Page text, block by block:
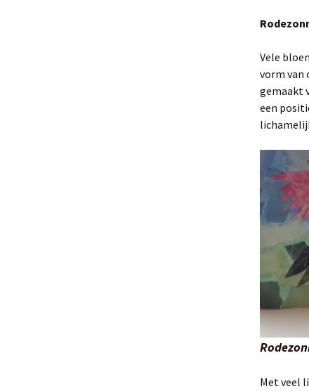
Vele
vorm van
gemaakt
een
Met veel